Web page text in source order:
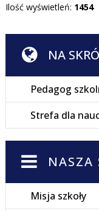
Ilość wyświetleń: 1454
NA
Pedagog
Strefa dla
NASZA
Misja szkoły